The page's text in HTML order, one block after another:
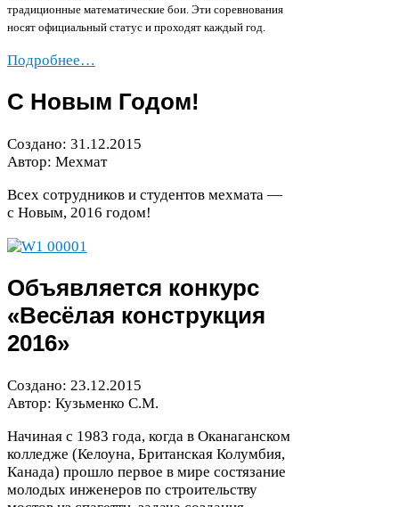
традиционные математические бои. Эти соревнования
носят официальный статус и проходят каждый год.
Подробнее…
С Новым Годом!
Создано: 31.12.2015
Автор: Мехмат
Всех сотрудников и студентов мехмата —
с Новым, 2016 годом!
Объявляется конкурс
«Весёлая конструкция
2016»
Создано: 23.12.2015
Автор: Кузьменко С.М.
Начиная с 1983 года, когда в Оканаганском
колледже (Келоуна, Британская Колумбия,
Канада) прошло первое в мире состязание
молодых инженеров по строительству